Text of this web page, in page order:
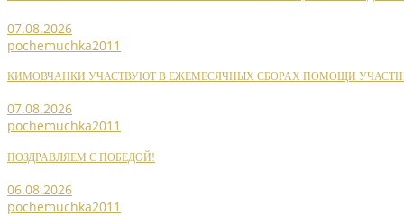
07.08.2026
pochemuchka2011
КИМОВЧАНКИ УЧАСТВУЮТ В ЕЖЕМЕСЯЧНЫХ СБОРАХ ПОМОЩИ
07.08.2026
pochemuchka2011
ПОЗДРАВЛЯЕМ С ПОБЕДОЙ!
06.08.2026
pochemuchka2011